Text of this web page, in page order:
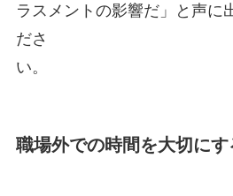
ラスメントの影響だ」と声に
ださ
い。
職場外での時間を大切にす